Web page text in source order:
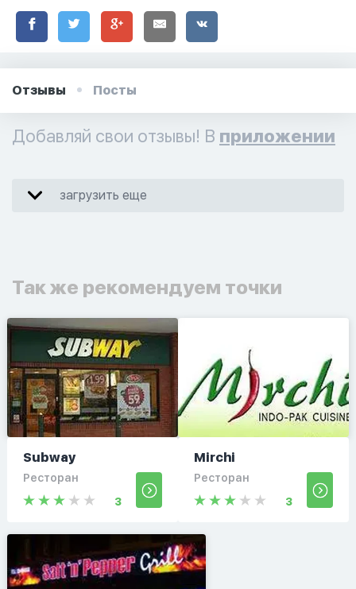
Отзывы Посты
Добавляй свои отзывы! В приложении
загрузить еще
Так же рекомендуем точки
Subway
Ресторан
3
Mirchi
Ресторан
3